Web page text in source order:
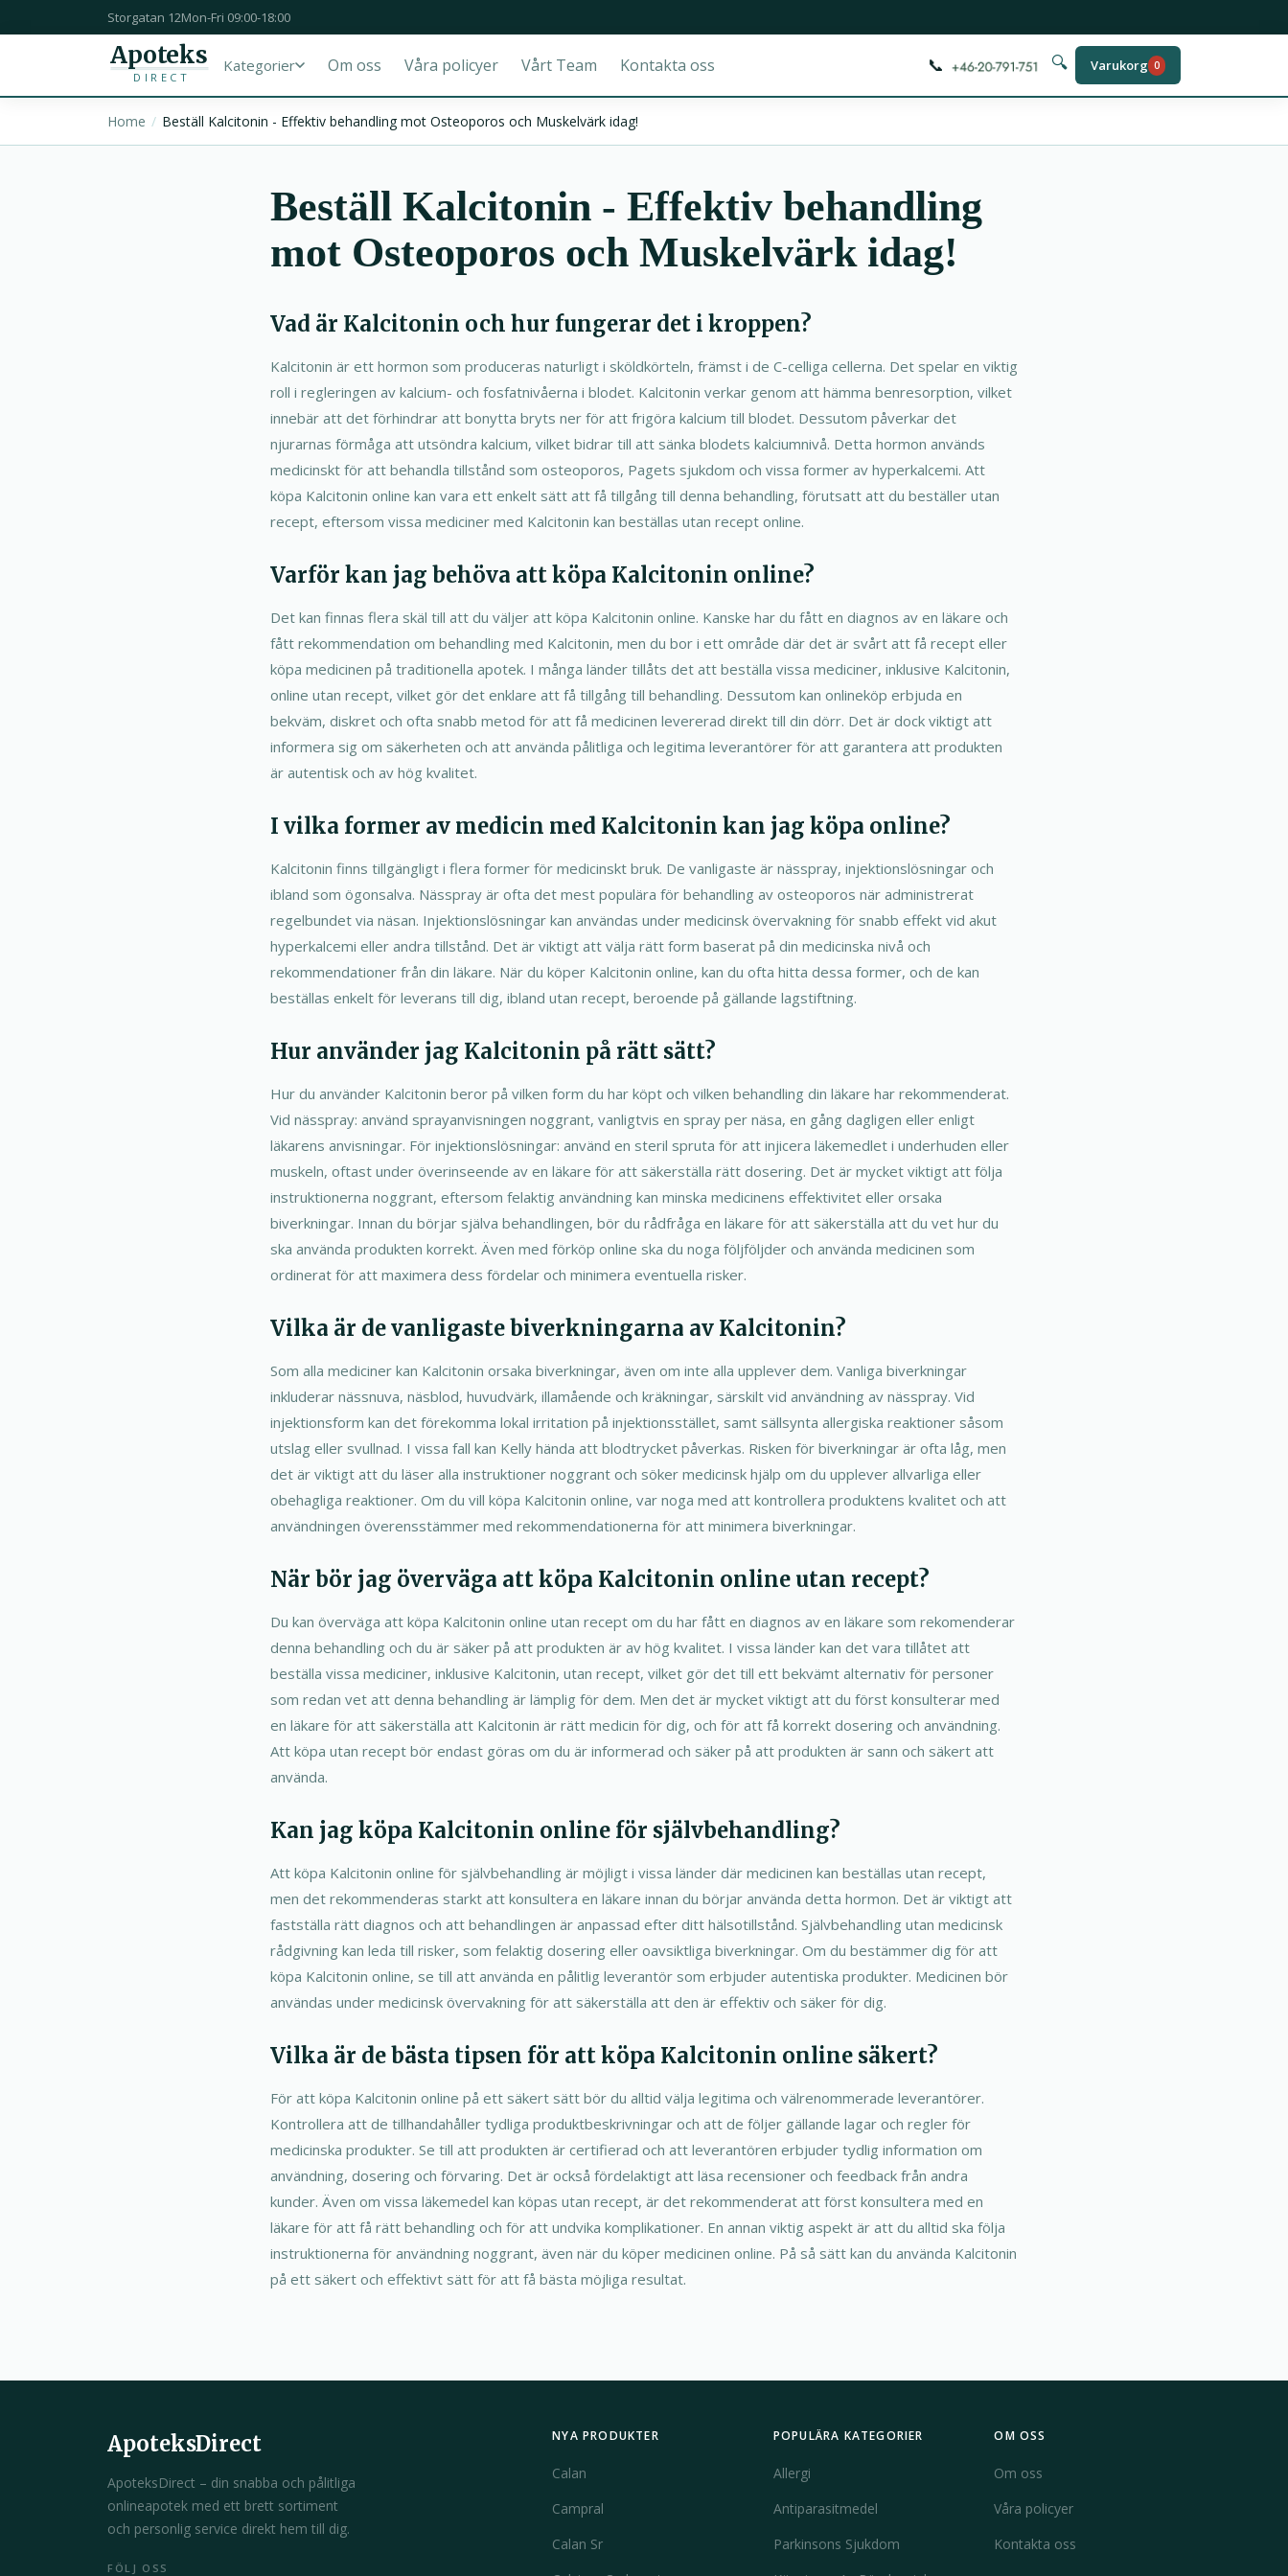
Storgatan 12Mon-Fri 09:00-18:00
Apoteks
DIRECT
Kategorier Om oss Våra policyer Vårt Team Kontakta oss 📞 🔍 Varukorg 0
Home Beställ Kalcitonin - Effektiv behandling mot Osteoporos och Muskelvärk idag!
Beställ Kalcitonin - Effektiv behandling
mot Osteoporos och Muskelvärk idag!
Vad är Kalcitonin och hur fungerar det i kroppen?
Kalcitonin är ett hormon som produceras naturligt i sköldkörteln, främst i de C-celliga cellerna. Det spelar en viktig
roll i regleringen av kalcium- och fosfatnivåerna i blodet. Kalcitonin verkar genom att hämma benresorption, vilket
innebär att det förhindrar att bonytta bryts ner för att frigöra kalcium till blodet. Dessutom påverkar det
njurarnas förmåga att utsöndra kalcium, vilket bidrar till att sänka blodets kalciumnivå. Detta hormon används
medicinskt för att behandla tillstånd som osteoporos, Pagets sjukdom och vissa former av hyperkalcemi. Att
köpa Kalcitonin online kan vara ett enkelt sätt att få tillgång till denna behandling, förutsatt att du beställer utan
recept, eftersom vissa mediciner med Kalcitonin kan beställas utan recept online.
Varför kan jag behöva att köpa Kalcitonin online?
Det kan finnas flera skäl till att du väljer att köpa Kalcitonin online. Kanske har du fått en diagnos av en läkare och
fått rekommendation om behandling med Kalcitonin, men du bor i ett område där det är svårt att få recept eller
köpa medicinen på traditionella apotek. I många länder tillåts det att beställa vissa mediciner, inklusive Kalcitonin,
online utan recept, vilket gör det enklare att få tillgång till behandling. Dessutom kan onlineköp erbjuda en
bekväm, diskret och ofta snabb metod för att få medicinen levererad direkt till din dörr. Det är dock viktigt att
informera sig om säkerheten och att använda pålitliga och legitima leverantörer för att garantera att produkten
är autentisk och av hög kvalitet.
I vilka former av medicin med Kalcitonin kan jag köpa online?
Kalcitonin finns tillgängligt i flera former för medicinskt bruk. De vanligaste är nässpray, injektionslösningar och
ibland som ögonsalva. Nässpray är ofta det mest populära för behandling av osteoporos när administrerat
regelbundet via näsan. Injektionslösningar kan användas under medicinsk övervakning för snabb effekt vid akut
hyperkalcemi eller andra tillstånd. Det är viktigt att välja rätt form baserat på din medicinska nivå och
rekommendationer från din läkare. När du köper Kalcitonin online, kan du ofta hitta dessa former, och de kan
beställas enkelt för leverans till dig, ibland utan recept, beroende på gällande lagstiftning.
Hur använder jag Kalcitonin på rätt sätt?
Hur du använder Kalcitonin beror på vilken form du har köpt och vilken behandling din läkare har rekommenderat.
Vid nässpray: använd sprayanvisningen noggrant, vanligtvis en spray per näsa, en gång dagligen eller enligt
läkarens anvisningar. För injektionslösningar: använd en steril spruta för att injicera läkemedlet i underhuden eller
muskeln, oftast under överinseende av en läkare för att säkerställa rätt dosering. Det är mycket viktigt att följa
instruktionerna noggrant, eftersom felaktig användning kan minska medicinens effektivitet eller orsaka
biverkningar. Innan du börjar själva behandlingen, bör du rådfråga en läkare för att säkerställa att du vet hur du
ska använda produkten korrekt. Även med förköp online ska du noga följföljder och använda medicinen som
ordinerat för att maximera dess fördelar och minimera eventuella risker.
Vilka är de vanligaste biverkningarna av Kalcitonin?
Som alla mediciner kan Kalcitonin orsaka biverkningar, även om inte alla upplever dem. Vanliga biverkningar
inkluderar nässnuva, näsblod, huvudvärk, illamående och kräkningar, särskilt vid användning av nässpray. Vid
injektionsform kan det förekomma lokal irritation på injektionsstället, samt sällsynta allergiska reaktioner såsom
utslag eller svullnad. I vissa fall kan Kelly hända att blodtrycket påverkas. Risken för biverkningar är ofta låg, men
det är viktigt att du läser alla instruktioner noggrant och söker medicinsk hjälp om du upplever allvarliga eller
obehagliga reaktioner. Om du vill köpa Kalcitonin online, var noga med att kontrollera produktens kvalitet och att
användningen överensstämmer med rekommendationerna för att minimera biverkningar.
När bör jag överväga att köpa Kalcitonin online utan recept?
Du kan överväga att köpa Kalcitonin online utan recept om du har fått en diagnos av en läkare som rekomenderar
denna behandling och du är säker på att produkten är av hög kvalitet. I vissa länder kan det vara tillåtet att
beställa vissa mediciner, inklusive Kalcitonin, utan recept, vilket gör det till ett bekvämt alternativ för personer
som redan vet att denna behandling är lämplig för dem. Men det är mycket viktigt att du först konsulterar med
en läkare för att säkerställa att Kalcitonin är rätt medicin för dig, och för att få korrekt dosering och användning.
Att köpa utan recept bör endast göras om du är informerad och säker på att produkten är sann och säkert att
använda.
Kan jag köpa Kalcitonin online för självbehandling?
Att köpa Kalcitonin online för självbehandling är möjligt i vissa länder där medicinen kan beställas utan recept,
men det rekommenderas starkt att konsultera en läkare innan du börjar använda detta hormon. Det är viktigt att
fastställa rätt diagnos och att behandlingen är anpassad efter ditt hälsotillstånd. Självbehandling utan medicinsk
rådgivning kan leda till risker, som felaktig dosering eller oavsiktliga biverkningar. Om du bestämmer dig för att
köpa Kalcitonin online, se till att använda en pålitlig leverantör som erbjuder autentiska produkter. Medicinen bör
användas under medicinsk övervakning för att säkerställa att den är effektiv och säker för dig.
Vilka är de bästa tipsen för att köpa Kalcitonin online säkert?
För att köpa Kalcitonin online på ett säkert sätt bör du alltid välja legitima och välrenommerade leverantörer.
Kontrollera att de tillhandahåller tydliga produktbeskrivningar och att de följer gällande lagar och regler för
medicinska produkter. Se till att produkten är certifierad och att leverantören erbjuder tydlig information om
användning, dosering och förvaring. Det är också fördelaktigt att läsa recensioner och feedback från andra
kunder. Även om vissa läkemedel kan köpas utan recept, är det rekommenderat att först konsultera med en
läkare för att få rätt behandling och för att undvika komplikationer. En annan viktig aspekt är att du alltid ska följa
instruktionerna för användning noggrant, även när du köper medicinen online. På så sätt kan du använda Kalcitonin
på ett säkert och effektivt sätt för att få bästa möjliga resultat.
ApoteksDirect
ApoteksDirect – din snabba och pålitliga
onlineapotek med ett brett sortiment
och personlig service direkt hem till dig.
FÖLJ OSS
NYA PRODUKTER
Calan
Campral
Calan Sr
POPULÄRA KATEGORIER
Allergi
Antiparasitmedel
Parkinsons Sjukdom
OM OSS
Om oss
Våra policyer
Kontakta oss